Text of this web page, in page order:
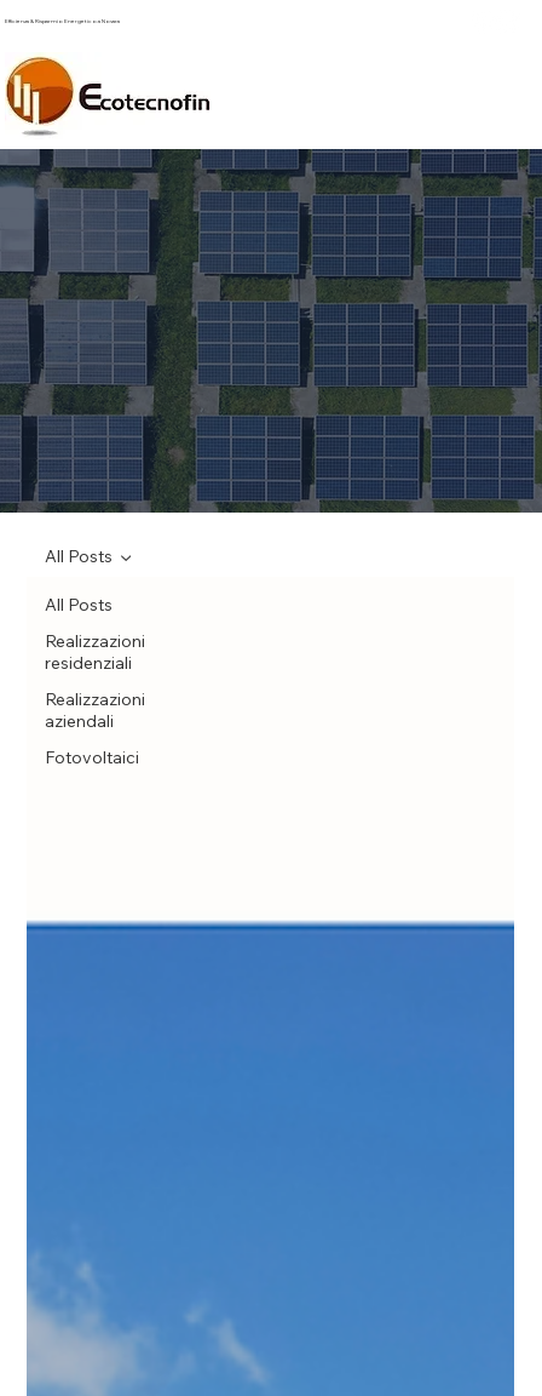
Efficienza & Risparmio Energetico a Novara
All Posts
Realizzazioni
residenziali
Realizzazioni
aziendali
Fotovoltaici
All Posts